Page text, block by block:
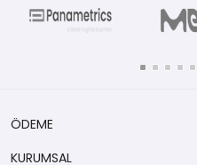
ÖDEME
KURUMSAL